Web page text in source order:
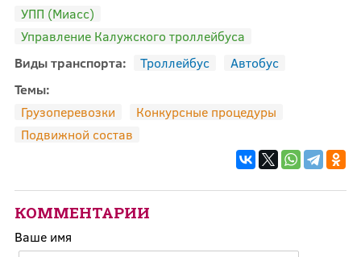
УПП (Миасс)
Управление Калужского троллейбуса
Виды транспорта:
Троллейбус
Автобус
Темы:
Грузоперевозки
Конкурсные процедуры
Подвижной состав
КОММЕНТАРИИ
Ваше имя